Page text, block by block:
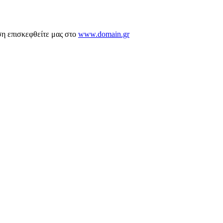
επισκεφθείτε μας στο www.domain.gr